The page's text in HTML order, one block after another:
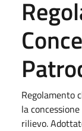
Regolamento
la
rilievo.